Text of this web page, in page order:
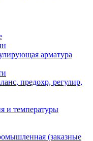
арматура
предохр, регулир,
и температуры
(заказные